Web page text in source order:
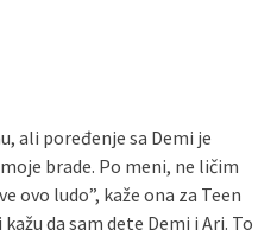
ali poređenje sa Demi je
brade. Po meni, ne ličim
ovo ludo”, kaže ona za Teen
da sam dete Demi i Ari. To